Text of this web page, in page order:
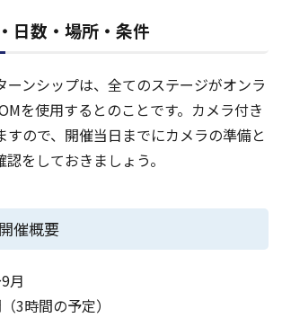
日数・場所・条件
ーンシップは、全てのステージがオンラ
を使用するとのことです。カメラ付き
すので、開催当日までにカメラの準備と
をしておきましょう。
催概要
月
3時間の予定）